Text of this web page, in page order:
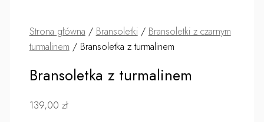
Strona główna / Bransoletki/ Bransoletki z czarnym
turmalinem / Bransoletka z turmalinem
Bransoletka z turmalinem
139,00 zł